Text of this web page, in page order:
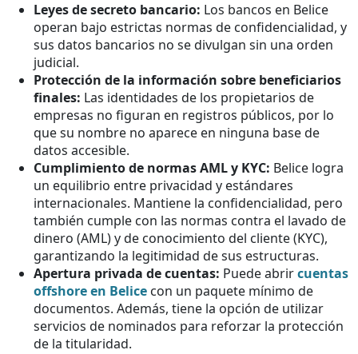
Leyes de secreto bancario: Los bancos en Belice
operan bajo estrictas normas de confidencialidad, y
sus datos bancarios no se divulgan sin una orden
judicial.
Protección de la información sobre beneficiarios
finales: Las identidades de los propietarios de
empresas no figuran en registros públicos, por lo
que su nombre no aparece en ninguna base de
datos accesible.
Cumplimiento de normas AML y KYC: Belice logra
un equilibrio entre privacidad y estándares
internacionales. Mantiene la confidencialidad, pero
también cumple con las normas contra el lavado de
dinero (AML) y de conocimiento del cliente (KYC),
garantizando la legitimidad de sus estructuras.
Apertura privada de cuentas: Puede abrircuentas
offshore en Belice con un paquete mínimo de
documentos. Además, tiene la opción de utilizar
servicios de nominados para reforzar la protección
de la titularidad.